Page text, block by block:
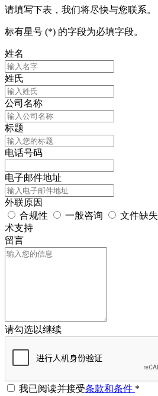
请填写下表，我们将尽快与您联系。
标有星号 (*) 的字段为必填字段。
姓名
姓氏
公司名称
标题
电话号码
电子邮件地址
外联原因
合规性
一般咨询 文件缺失
术支持
留言
请勾选以继续
我已阅读并接受条款和条件 *